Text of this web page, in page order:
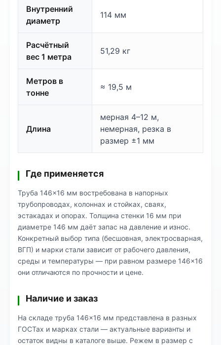
Внутренний
диаметр
114 мм
Расчётный
вес 1 метра
51,29 кг
Метров в
тонне
≈ 19,5 м
Длина
мерная 4–12 м,
немерная, резка в
размер ±1 мм
Где применяется
Труба 146×16 мм востребована в напорных
трубопроводах, колоннах и стойках, сваях,
эстакадах и опорах. Толщина стенки 16 мм при
диаметре 146 мм даёт запас на давление и износ.
Конкретный выбор типа (бесшовная, электросварная,
ВГП) и марки стали зависит от рабочего давления,
среды и температуры — при равном размере 146×16
они отличаются по прочности и цене.
Наличие и заказ
На складе труба 146×16 мм представлена в разных
ГОСТах и марках стали — актуальные варианты и
остаток видны в каталоге выше. Режем в размер с